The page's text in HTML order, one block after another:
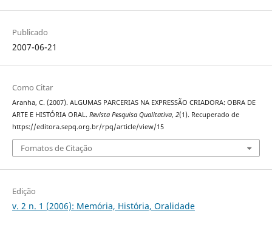
Publicado
2007-06-21
Como Citar
Aranha, C. (2007). ALGUMAS PARCERIAS NA EXPRESSÃO CRIADORA: OBRA DE
ARTE E HISTÓRIA ORAL. Revista Pesquisa Qualitativa, 2(1). Recuperado de
https://editora.sepq.org.br/rpq/article/view/15
Fomatos de Citação
Edição
v. 2 n. 1 (2006): Memória, História, Oralidade